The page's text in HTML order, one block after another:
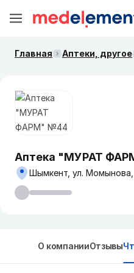
Главная Аптеки, другое
Аптека "МУРАТ
Шымкент, ул.
О компанииОтзывы